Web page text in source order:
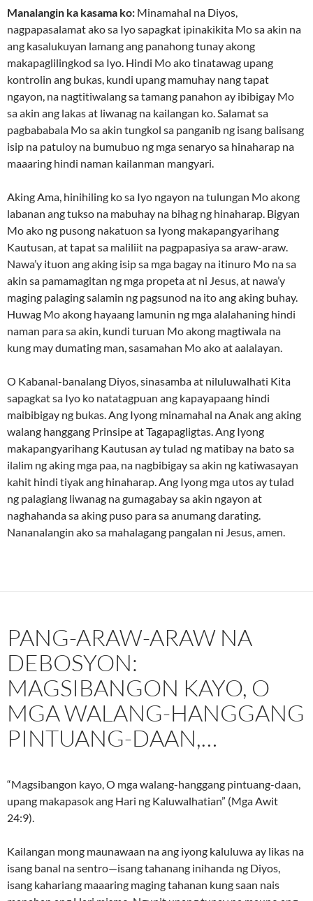
Manalangin ka kasama ko: Minamahal na Diyos,
nagpapasalamat ako sa Iyo sapagkat ipinakikita Mo sa akin na
ang kasalukuyan lamang ang panahong tunay akong
makapaglilingkod sa Iyo. Hindi Mo ako tinatawag upang
kontrolin ang bukas, kundi upang mamuhay nang tapat
ngayon, na nagtitiwalang sa tamang panahon ay ibibigay Mo
sa akin ang lakas at liwanag na kailangan ko. Salamat sa
pagbababala Mo sa akin tungkol sa panganib ng isang balisang
isip na patuloy na bumubuo ng mga senaryo sa hinaharap na
maaaring hindi naman kailanman mangyari.
Aking Ama, hinihiling ko sa Iyo ngayon na tulungan Mo akong
labanan ang tukso na mabuhay na bihag ng hinaharap. Bigyan
Mo ako ng pusong nakatuon sa Iyong makapangyarihang
Kautusan, at tapat sa maliliit na pagpapasiya sa araw-araw.
Nawa’y ituon ang aking isip sa mga bagay na itinuro Mo na sa
akin sa pamamagitan ng mga propeta at ni Jesus, at nawa’y
maging palaging salamin ng pagsunod na ito ang aking buhay.
Huwag Mo akong hayaang lamunin ng mga alalahaning hindi
naman para sa akin, kundi turuan Mo akong magtiwala na
kung may dumating man, sasamahan Mo ako at aalalayan.
O Kabanal-banalang Diyos, sinasamba at niluluwalhati Kita
sapagkat sa Iyo ko natatagpuan ang kapayapaang hindi
maibibigay ng bukas. Ang Iyong minamahal na Anak ang aking
walang hanggang Prinsipe at Tagapagligtas. Ang Iyong
makapangyarihang Kautusan ay tulad ng matibay na bato sa
ilalim ng aking mga paa, na nagbibigay sa akin ng katiwasayan
kahit hindi tiyak ang hinaharap. Ang Iyong mga utos ay tulad
ng palagiang liwanag na gumagabay sa akin ngayon at
naghahanda sa aking puso para sa anumang darating.
Nananalangin ako sa mahalagang pangalan ni Jesus, amen.
PANG-ARAW-ARAW NA
DEBOSYON:
MAGSIBANGON KAYO, O
MGA WALANG-HANGGANG
PINTUANG-DAAN,…
“Magsibangon kayo, O mga walang-hanggang pintuang-daan,
upang makapasok ang Hari ng Kaluwalhatian” (Mga Awit
24:9).
Kailangan mong maunawaan na ang iyong kaluluwa ay likas na
isang banal na sentro—isang tahanang inihanda ng Diyos,
isang kahariang maaaring maging tahanan kung saan nais